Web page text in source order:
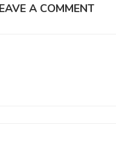
A COMMENT